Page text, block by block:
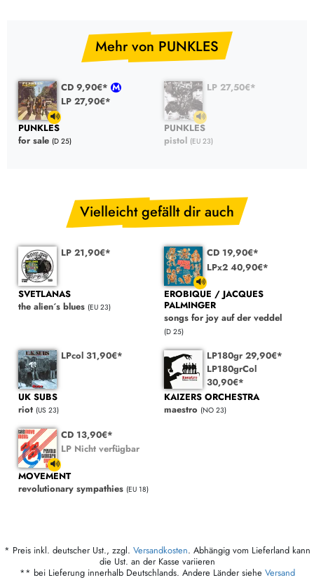
Mehr von PUNKLES
CD 9,90€*
LP 27,90€*
PUNKLES
for sale (D 25)
LP 27,50€*
PUNKLES
pistol (EU 23)
Vielleicht gefällt dir auch
LP 21,90€*
SVETLANAS
the alien´s blues (EU 23)
CD 19,90€*
LPx2 40,90€*
EROBIQUE / JACQUES
PALMINGER
songs for joy auf der veddel
(D 25)
LPcol 31,90€*
UK SUBS
riot (US 23)
LP180gr 29,90€*
LP180grCol
30,90€*
KAIZERS ORCHESTRA
maestro (NO 23)
CD 13,90€*
LP Nicht verfügbar
MOVEMENT
revolutionary sympathies (EU 18)
* Preis inkl. deutscher Ust., zzgl. Versandkosten. Abhängig vom Lieferland kann
die Ust. an der Kasse variieren
** bei Lieferung innerhalb Deutschlands. Andere Länder siehe Versand